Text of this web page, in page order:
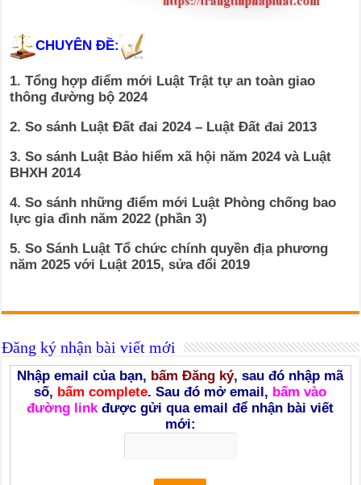
CHUYÊN ĐỀ:
1. Tổng hợp điểm mới Luật Trật tự an toàn giao
thông đường bộ 2024
2. So sánh Luật Đất đai 2024 – Luật Đất đai 2013
3. So sánh Luật Bảo hiểm xã hội năm 2024 và Luật
BHXH 2014
4. So sánh những điểm mới Luật Phòng chống bao
lực gia đình năm 2022 (phần 3)
5. So Sánh Luật Tổ chức chính quyền địa phương
năm 2025 với Luật 2015, sửa đổi 2019
Đăng ký nhận bài viết mới
Nhập email của bạn, bấm Đăng ký, sau đó nhập mã
số, bấm complete. Sau đó mở email, bấm vào
đường link được gửi qua email để nhận bài viết
mới: